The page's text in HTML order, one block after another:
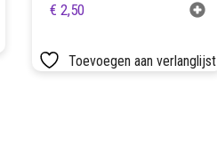
€ 2,50
Toevoegen aan verlanglijst